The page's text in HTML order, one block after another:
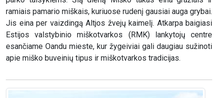
ramiais pamario miškais, kuriuose rudenį gausiai auga grybai.
Jis eina per vaizdingą Altjos žvejų kaimelį. Atkarpa baigiasi
Estijos valstybinio miškotvarkos (RMK) lankytojų centre
esančiame Oandu mieste, kur žygeiviai gali daugiau sužinoti
apie miško buveinių tipus ir miškotvarkos tradicijas.